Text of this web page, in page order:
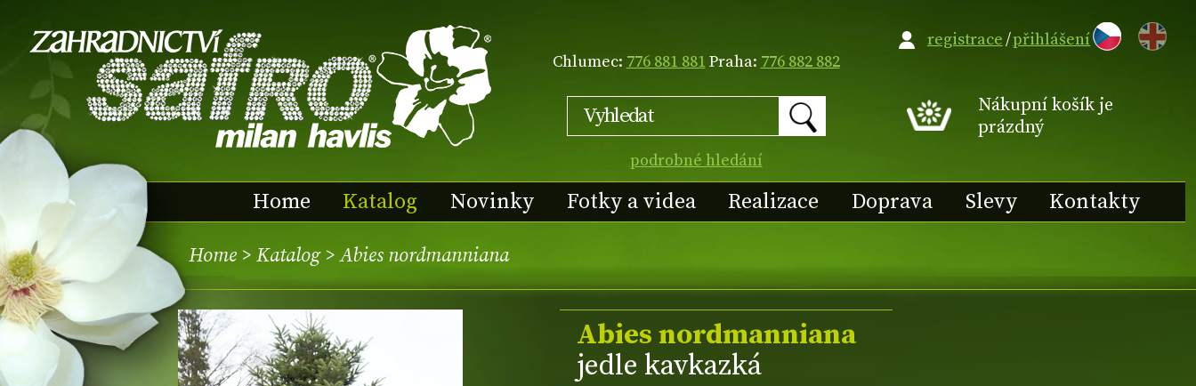
Chlumec: 776 881 881Praha: 776 882 882
podrobné hledání
EN
Nákupní košík je
prázdný
Home Katalog Novinky Fotky a videa Realizace Doprava Slevy Kontakty
registrace/přihlášení
Home > Katalog> Abies nordmanniana
Abies nordmanniana
jedle kavkazká